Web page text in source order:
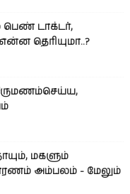
பெண் டாக்டர்,
தெரியுமா..?
மகளும்
அம்பலம் - மேலும்